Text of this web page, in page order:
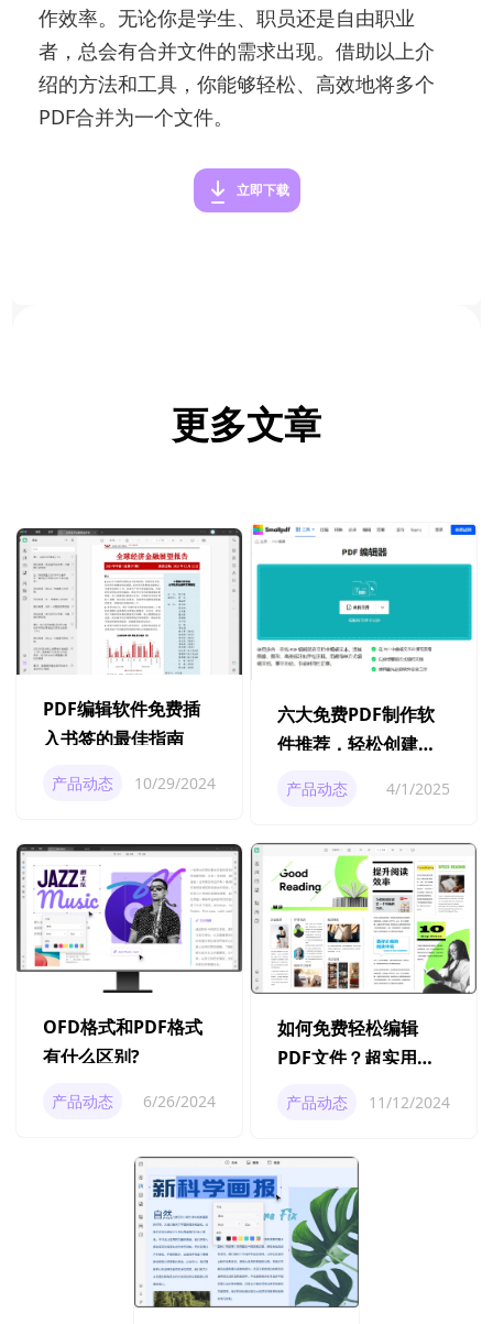
作效率。无论你是学生、职员还是自由职业
者，总会有合并文件的需求出现。借助以上介
绍的方法和工具，你能够轻松、高效地将多个
PDF合并为一个文件。
立即下载
更多文章
PDF编辑软件免费插
入书签的最佳指南
产品动态 10/29/2024
六大免费PDF制作软
件推荐，轻松创建专
产品动态 4/1/2025
OFD格式和PDF格式
有什么区别?
产品动态 6/26/2024
如何免费轻松编辑
PDF文件？超实用技
产品动态 11/12/2024